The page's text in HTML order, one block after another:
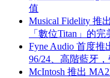
值
Musical Fidelity 推
「數位Titan」的完
Fyne Audio 首度推
96/24、高階藍牙
McIntosh 推出